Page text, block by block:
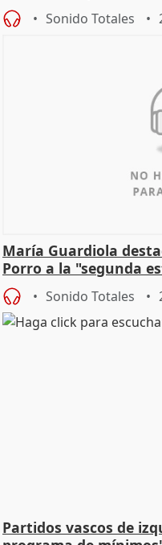
Sonido Totales
María Guardiola
Porro a la "segunda
Sonido Totales
Partidos vascos de